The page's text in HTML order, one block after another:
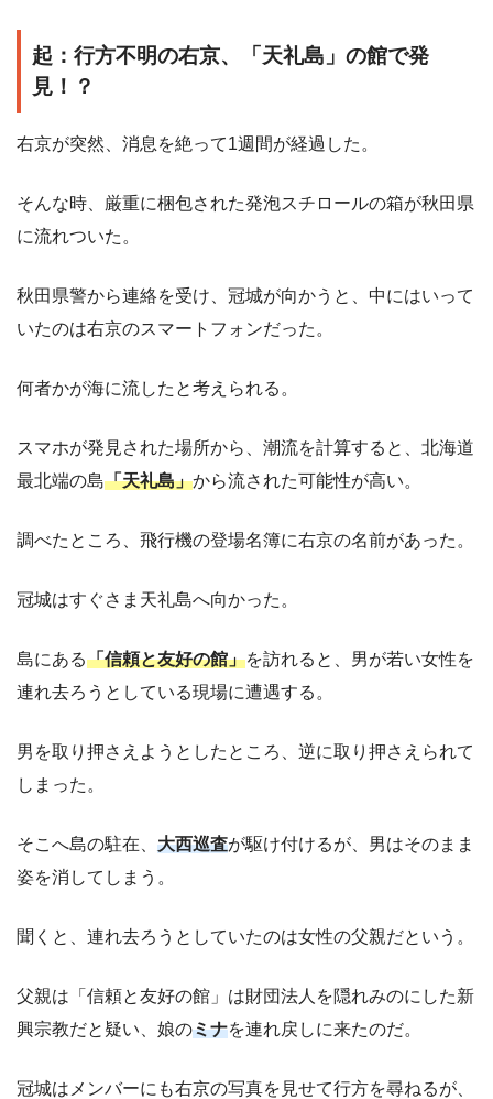
起：行方不明の右京、「天礼島」の館で発
見！？
右京が突然、消息を絶って1週間が経過した。
そんな時、厳重に梱包された発泡スチロールの箱が秋田県
に流れついた。
秋田県警から連絡を受け、冠城が向かうと、中にはいって
いたのは右京のスマートフォンだった。
何者かが海に流したと考えられる。
スマホが発見された場所から、潮流を計算すると、北海道
最北端の島「天礼島」から流された可能性が高い。
調べたところ、飛行機の登場名簿に右京の名前があった。
冠城はすぐさま天礼島へ向かった。
島にある「信頼と友好の館」を訪れると、男が若い女性を
連れ去ろうとしている現場に遭遇する。
男を取り押さえようとしたところ、逆に取り押さえられて
しまった。
そこへ島の駐在、 大西巡査が駆け付けるが、男はそのまま
姿を消してしまう。
聞くと、連れ去ろうとしていたのは女性の父親だという。
父親は「信頼と友好の館」は財団法人を隠れみのにした新
興宗教だと疑い、娘のミナを連れ戻しに来たのだ。
冠城はメンバーにも右京の写真を見せて行方を尋ねるが、